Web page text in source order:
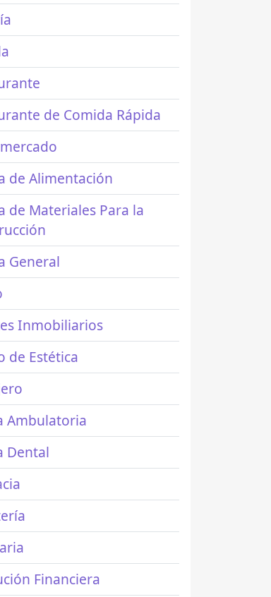
de Comida Rápida
de Alimentación
de Materiales Para la
General
Inmobiliarios
de Estética
Ambulatoria
Dental
Financiera